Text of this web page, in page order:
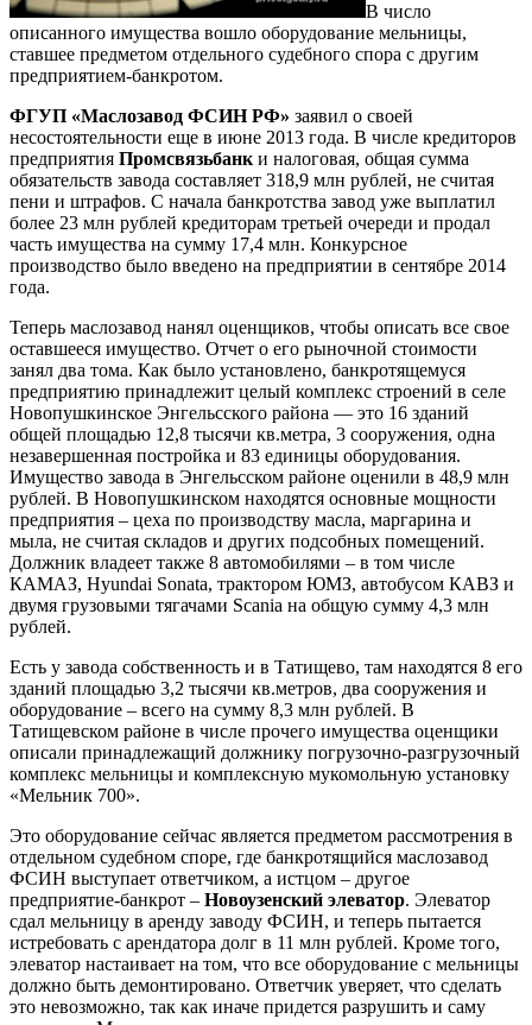
В число
описанного имущества вошло оборудование мельницы,
ставшее предметом отдельного судебного спора с другим
предприятием-банкротом.
ФГУП «Маслозавод ФСИН РФ» заявил о своей
несостоятельности еще в июне 2013 года. В числе кредиторов
предприятия Промсвязьбанк и налоговая, общая сумма
обязательств завода составляет 318,9 млн рублей, не считая
пени и штрафов. С начала банкротства завод уже выплатил
более 23 млн рублей кредиторам третьей очереди и продал
часть имущества на сумму 17,4 млн. Конкурсное
производство было введено на предприятии в сентябре 2014
года.
Теперь маслозавод нанял оценщиков, чтобы описать все свое
оставшееся имущество. Отчет о его рыночной стоимости
занял два тома. Как было установлено, банкротящемуся
предприятию принадлежит целый комплекс строений в селе
Новопушкинское Энгельсского района — это 16 зданий
общей площадью 12,8 тысячи кв.метра, 3 сооружения, одна
незавершенная постройка и 83 единицы оборудования.
Имущество завода в Энгельсском районе оценили в 48,9 млн
рублей. В Новопушкинском находятся основные мощности
предприятия – цеха по производству масла, маргарина и
мыла, не считая складов и других подсобных помещений.
Должник владеет также 8 автомобилями – в том числе
КАМАЗ, Hyundai Sonata, трактором ЮМЗ, автобусом КАВЗ и
двумя грузовыми тягачами Scania на общую сумму 4,3 млн
рублей.
Есть у завода собственность и в Татищево, там находятся 8 его
зданий площадью 3,2 тысячи кв.метров, два сооружения и
оборудование – всего на сумму 8,3 млн рублей. В
Татищевском районе в числе прочего имущества оценщики
описали принадлежащий должнику погрузочно-разгрузочный
комплекс мельницы и комплексную мукомольную установку
«Мельник 700».
Это оборудование сейчас является предметом рассмотрения в
отдельном судебном споре, где банкротящийся маслозавод
ФСИН выступает ответчиком, а истцом – другое
предприятие-банкрот – Новоузенский элеватор. Элеватор
сдал мельницу в аренду заводу ФСИН, и теперь пытается
истребовать с арендатора долг в 11 млн рублей. Кроме того,
элеватор настаивает на том, что все оборудование с мельницы
должно быть демонтировано. Ответчик уверяет, что сделать
это невозможно, так как иначе придется разрушить и саму